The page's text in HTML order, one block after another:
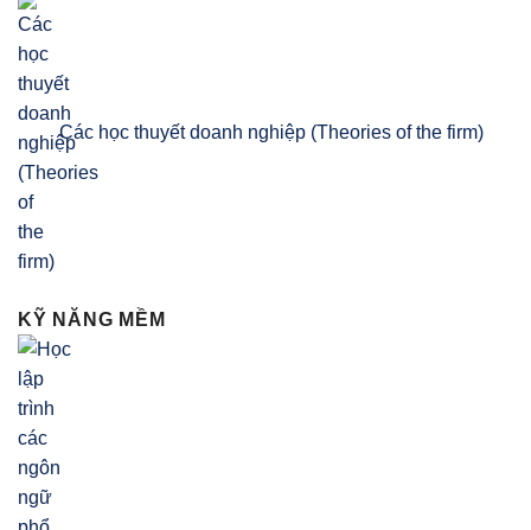
Các học thuyết doanh nghiệp (Theories of the firm)
KỸ NĂNG MỀM